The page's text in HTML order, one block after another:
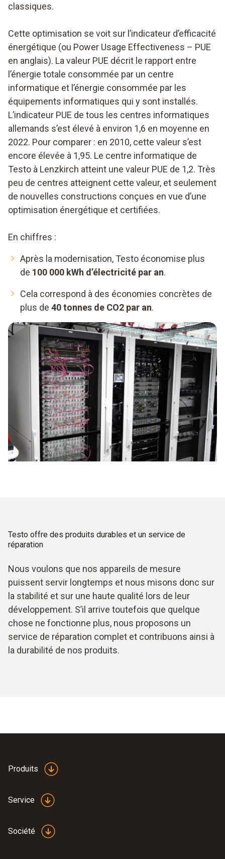
classiques.
Cette optimisation se voit sur l’indicateur d’efficacité
énergétique (ou Power Usage Effectiveness – PUE
en anglais). La valeur PUE décrit le rapport entre
l’énergie totale consommée par un centre
informatique et l’énergie consommée par les
équipements informatiques qui y sont installés.
L’indicateur PUE de tous les centres informatiques
allemands s’est élevé à environ 1,6 en moyenne en
2022. Pour comparer : en 2010, cette valeur s’est
encore élevée à 1,95. Le centre informatique de
Testo à Lenzkirch atteint une valeur PUE de 1,2. Très
peu de centres atteignent cette valeur, et seulement
de nouvelles constructions conçues en vue d’une
optimisation énergétique et certifiées.
En chiffres :
Après la modernisation, Testo économise plus
de 100 000 kWh d’électricité par an.
Cela correspond à des économies concrètes de
plus de 40 tonnes de CO2 par an.
Testo offre des produits durables et un service de
réparation
Nous voulons que nos appareils de mesure
puissent servir longtemps et nous misons donc sur
la stabilité et sur une haute qualité lors de leur
développement. S’il arrive toutefois que quelque
chose ne fonctionne plus, nous proposons un
service de réparation complet et contribuons ainsi à
la durabilité de nos produits.
Produits
Service
Société